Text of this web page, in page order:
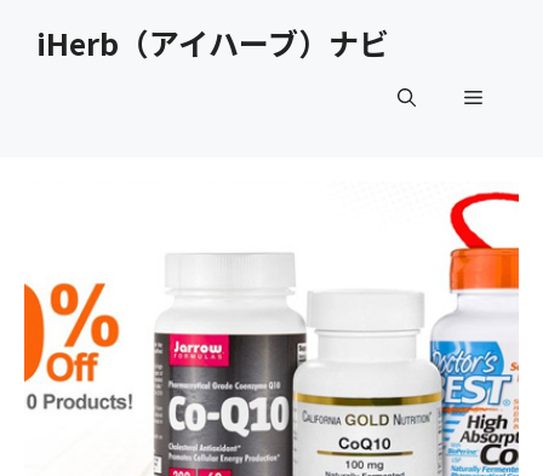
iHerb（アイハーブ）ナビ
メ
ュ